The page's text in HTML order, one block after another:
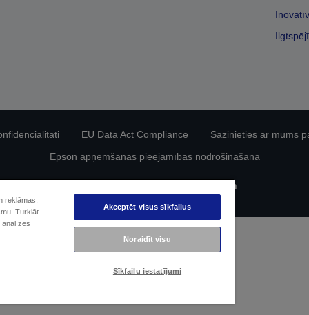
EU Data Act Compliance
Sazinieties ar mums
Epson apņemšanās pieejamības nodrošināšanā
Autortiesības (c) 2026 Seiko Epson
reklāmas,
Turklāt
analīzes
Akceptēt visus sīkfailus
Noraidīt visu
Sīkfailu iestatījumi